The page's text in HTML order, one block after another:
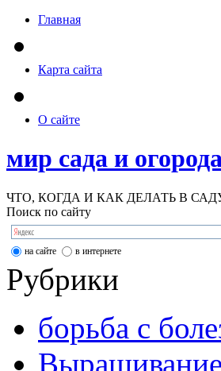
Главная
Карта сайта
О сайте
мир сада и
ЧТО, КОГДА И КАК ДЕЛАТЬ В
Поиск по сайту
на сайте в интернете
Рубрики
борьба с